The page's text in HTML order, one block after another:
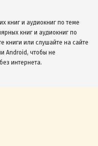
книг и аудиокниг по теме
книг и аудиокниг по
книги или слушайте на сайте
Android, чтобы не
интернета.